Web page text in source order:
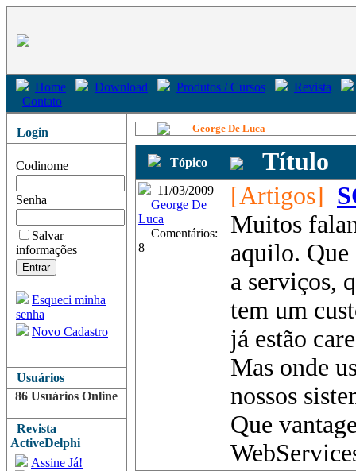
Home Download Produtos / Cursos
Revista
Contato
Login
Codinome
Senha
Salvar
informações
Esqueci minha
senha
Novo Cadastro
Usuários
86 Usuários Online
Revista
ActiveDelphi
Assine Já!
George De Luca
Tópico Título
11/03/2009
George De
Luca
Comentários:
8
[Artigos]
Muitos
aquilo.
a serviços,
tem um
já estão
Mas onde
nossos
Que